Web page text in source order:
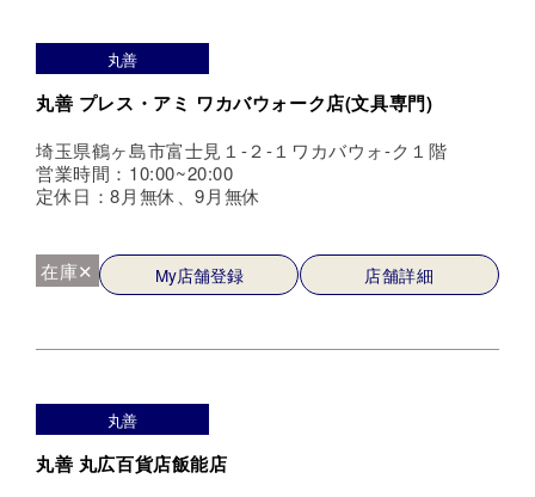
丸善
丸善 プレス・アミ ワカバウォーク店(文具専門)
埼玉県鶴ヶ島市富士見１-２-１ワカバウォ-ク１階
営業時間：10:00~20:00
定休日：8月無休、9月無休
在庫✕ My店舗登録 店舗詳細
丸善
丸善 丸広百貨店飯能店